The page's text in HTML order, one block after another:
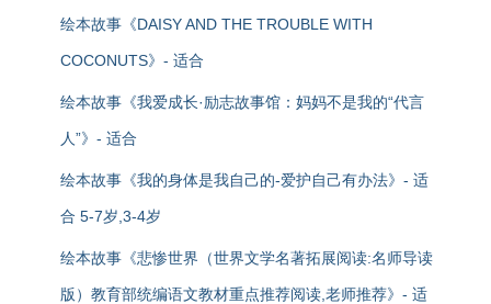
绘本故事《DAISY AND THE TROUBLE WITH
COCONUTS》- 适合
绘本故事《我爱成长·励志故事馆：妈妈不是我的“代言
人”》- 适合
绘本故事《我的身体是我自己的-爱护自己有办法》- 适
合 5-7岁,3-4岁
绘本故事《悲惨世界（世界文学名著拓展阅读:名师导读
版）教育部统编语文教材重点推荐阅读,老师推荐》- 适